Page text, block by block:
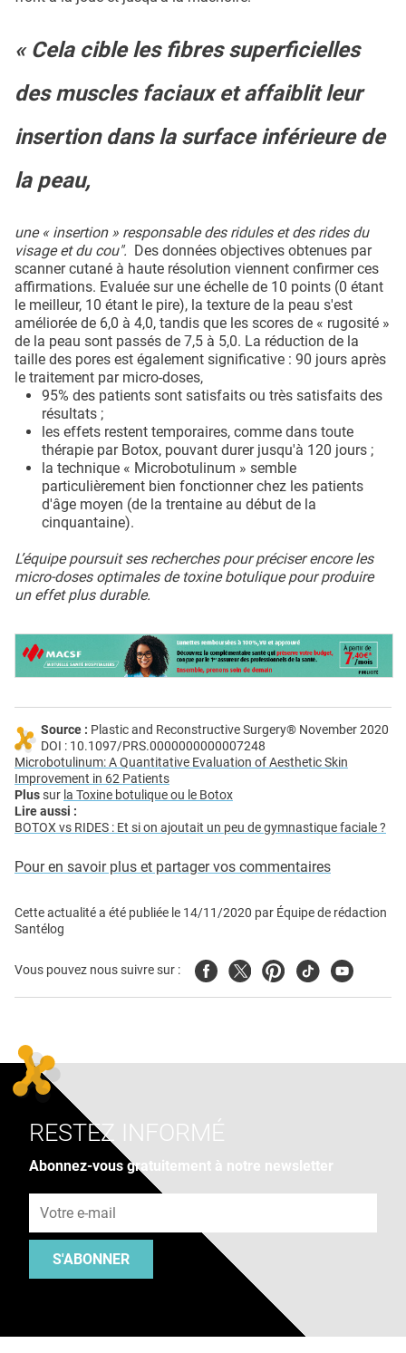
« Cela cible les fibres superficielles
des muscles faciaux et affaiblit leur
insertion dans la surface inférieure de
la peau,
une « insertion » responsable des ridules et des rides du
visage et du cou". Des données objectives obtenues par
scanner cutané à haute résolution viennent confirmer ces
affirmations. Evaluée sur une échelle de 10 points (0 étant
le meilleur, 10 étant le pire), la texture de la peau s'est
améliorée de 6,0 à 4,0, tandis que les scores de « rugosité »
de la peau sont passés de 7,5 à 5,0. La réduction de la
taille des pores est également significative : 90 jours après
le traitement par micro-doses,
95% des patients sont satisfaits ou très satisfaits des
résultats ;
les effets restent temporaires, comme dans toute
thérapie par Botox, pouvant durer jusqu'à 120 jours ;
la technique « Microbotulinum » semble
particulièrement bien fonctionner chez les patients
d'âge moyen (de la trentaine au début de la
cinquantaine).
L’équipe poursuit ses recherches pour préciser encore les
micro-doses optimales de toxine botulique pour produire
un effet plus durable.
Source : Plastic and Reconstructive Surgery® November 2020
DOI : 10.1097/PRS.0000000000007248
Microbotulinum: A Quantitative Evaluation of Aesthetic Skin
Improvement in 62 Patients
Plussur la Toxine botulique ou le Botox
Lire aussi :
BOTOX vs RIDES : Et si on ajoutait un peu de gymnastique faciale ?
Pour en savoir plus et partager vos commentaires
Cette actualité a été publiée le 14/11/2020 par Équipe de rédaction
Santélog
Vous pouvez nous suivre sur : FacebookTwitterPinterest
TiktokYoutube
RESTEZ INFORMÉ
Abonnez-vous gratuitement à notre newsletter
S'ABONNER